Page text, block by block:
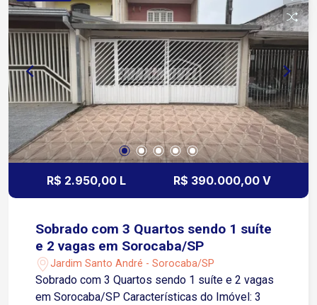
R$ 2.950,00 L R$ 390.000,00 V
Sobrado com 3 Quartos sendo 1 suíte
e 2 vagas em Sorocaba/SP
Jardim Santo André - Sorocaba/SP
Sobrado com 3 Quartos sendo 1 suíte e 2 vagas
em Sorocaba/SP Características do Imóvel: 3